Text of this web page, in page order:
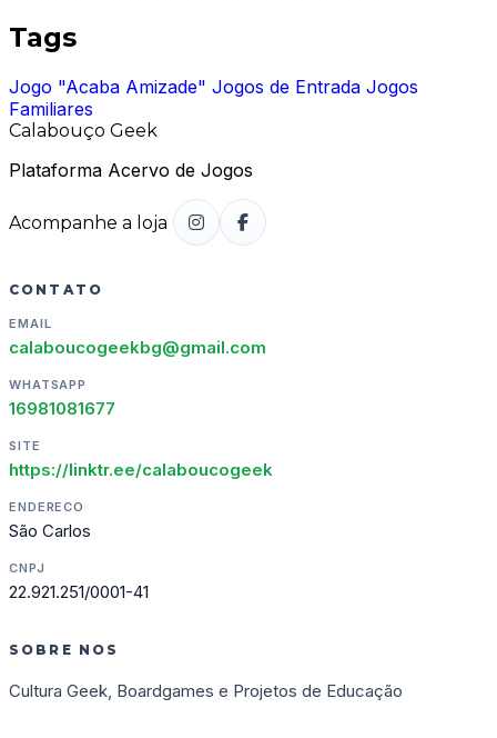
Tags
Jogo "Acaba Amizade" Jogos de Entrada Jogos
Familiares
Calabouço Geek
Plataforma Acervo de Jogos
Acompanhe a loja
CONTATO
EMAIL
calaboucogeekbg@gmail.com
WHATSAPP
16981081677
SITE
https://linktr.ee/calaboucogeek
ENDERECO
São Carlos
CNPJ
22.921.251/0001-41
SOBRE NOS
Cultura Geek, Boardgames e Projetos de Educação